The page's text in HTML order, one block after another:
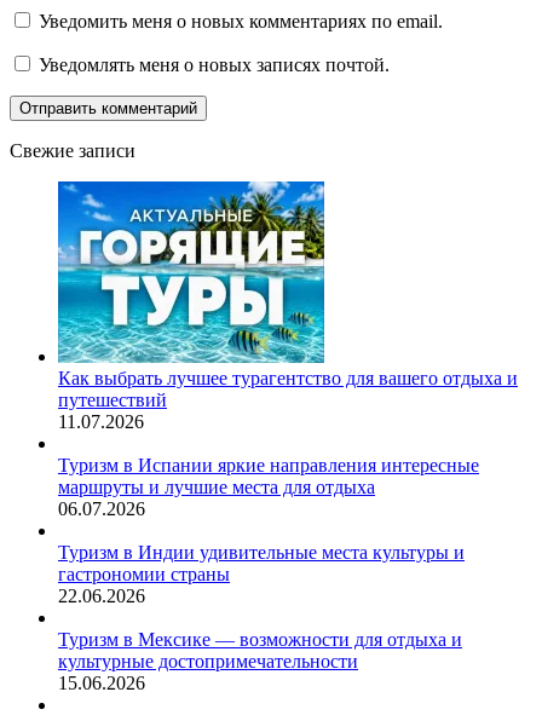
Уведомить меня о новых комментариях по email.
Уведомлять меня о новых записях почтой.
Свежие записи
Как выбрать лучшее турагентство для вашего отдыха и
путешествий
11.07.2026
Туризм в Испании яркие направления интересные
маршруты и лучшие места для отдыха
06.07.2026
Туризм в Индии удивительные места культуры и
гастрономии страны
22.06.2026
Туризм в Мексике — возможности для отдыха и
культурные достопримечательности
15.06.2026